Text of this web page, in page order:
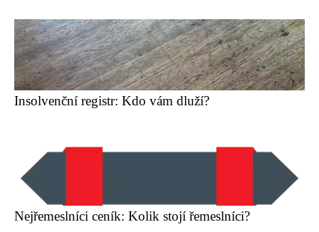
Insolvenční registr: Kdo vám dluží?
Nejřemeslníci ceník: Kolik stojí řemeslníci?